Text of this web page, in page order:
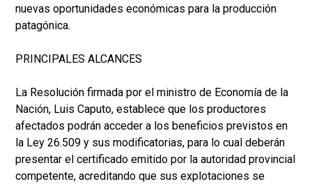
nuevas oportunidades económicas para la producción
patagónica.
PRINCIPALES ALCANCES
La Resolución firmada por el ministro de Economía de la
Nación, Luis Caputo, establece que los productores
afectados podrán acceder a los beneficios previstos en
la Ley 26.509 y sus modificatorias, para lo cual deberán
presentar el certificado emitido por la autoridad provincial
competente, acreditando que sus explotaciones se